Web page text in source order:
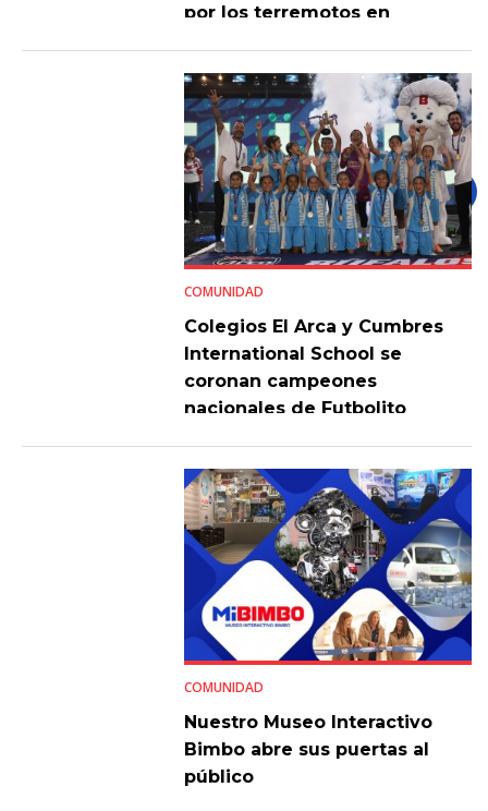
por los terremotos en
COMUNIDAD
Colegios El Arca y Cumbres
International School se
coronan campeones
nacionales de Futbolito
COMUNIDAD
Nuestro Museo Interactivo
Bimbo abre sus puertas al
público